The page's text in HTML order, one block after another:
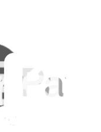
5567
défectueux de votre Dell